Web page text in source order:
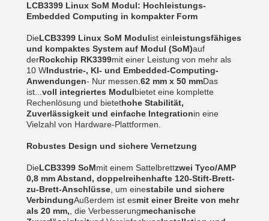
LCB3399 Linux SoM Modul: Hochleistungs-
Embedded Computing in kompakter Form
DieLCB3399 Linux SoM Modulist einleistungsfähiges
und kompaktes System auf Modul (SoM)auf
derRockchip RK3399mit einer Leistung von mehr als
10 WIndustrie-, KI- und Embedded-Computing-
Anwendungen- Nur messen. 62 mm x 50 mmDas
ist... voll integriertes Modulbietet eine komplette
Rechenlösung und bietethohe Stabilität,
Zuverlässigkeit und einfache Integrationin eine
Vielzahl von Hardware-Plattformen.
Robustes Design und sichere Vernetzung
DieLCB3399 SoMmit einem Sattelbrettzwei Tyco/AMP
0,8 mm Abstand, doppelreihenhafte 120-Stift-Brett-
zu-Brett-Anschlüsse , um einestabile und sichere
VerbindungAußerdem ist esmit einer Breite von mehr
als 20 mm, , die Verbesserungmechanische